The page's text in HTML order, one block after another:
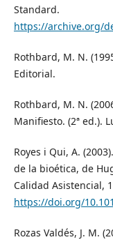
Standard.
https://archive.org/
Rothbard, M. N.
Editorial.
Rothbard, M. N.
Manifiesto. (2ª ed.).
Royes i Qui, A.
de la bioética, de
Calidad Asistencial,
https://doi.org/
Rozas Valdés, J. M.